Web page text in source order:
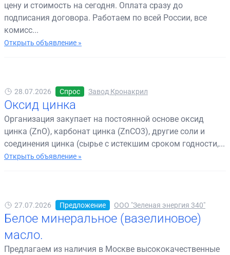
цену и стоимость на сегодня. Оплата сразу до
подписания договора. Работаем по всей России, все
комисс...
Открыть объявление »
28.07.2026 Спрос Завод Кронакрил
Оксид цинка
Организация закупает на постоянной основе оксид
цинка (ZnO), карбонат цинка (ZnCO3), другие соли и
соединения цинка (сырье с истекшим сроком годности,...
Открыть объявление »
27.07.2026 Предложение ООО "Зеленая энергия 340"
Белое минеральное (вазелиновое)
масло.
Предлагаем из наличия в Москве высококачественные